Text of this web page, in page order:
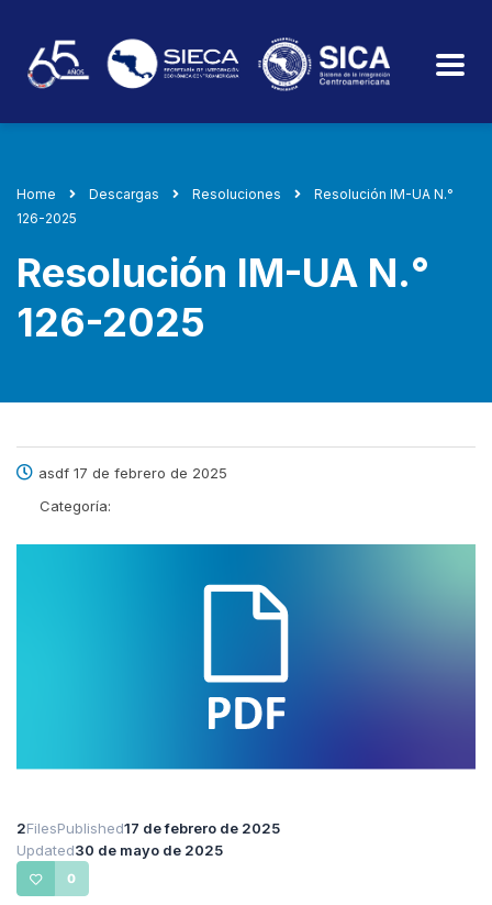
Home Descargas Resoluciones
Resolución IM-UA N.°
126-2025
Resolución IM-UA N.°
126-2025
asdf 17 de febrero de 2025
Categoría:
2FilesPublished17 de febrero de 2025
Updated30 de mayo de 2025
0